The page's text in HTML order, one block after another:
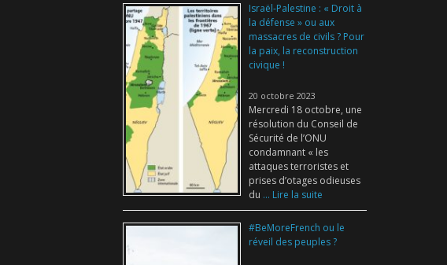
Israël-Palestine : « Droit à
la défense » ou aux
massacres de civils ? Pour
la paix, la reconstruction
civique !
20 octobre 2023
Mercredi 18 octobre, une
résolution du Conseil de
Sécurité de l’ONU
condamnant « les
attaques terroristes et
prises d’otages odieuses
du ... Lire la suite
#BeMoreFrench ou le
réveil des peuples ?